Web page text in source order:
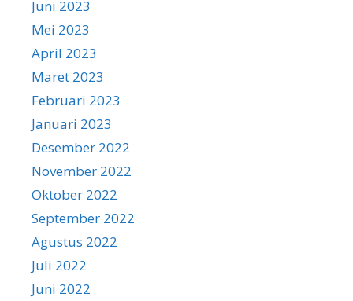
Juni 2023
Mei 2023
April 2023
Maret 2023
Februari 2023
Januari 2023
Desember 2022
November 2022
Oktober 2022
September 2022
Agustus 2022
Juli 2022
Juni 2022